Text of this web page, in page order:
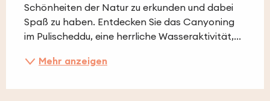
Schönheiten der Natur zu erkunden und dabei
Spaß zu haben. Entdecken Sie das Canyoning
im Pulischeddu, eine herrliche Wasseraktivität,...
Mehr anzeigen